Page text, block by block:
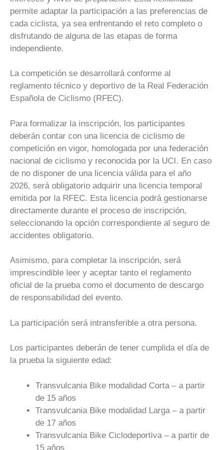
permite adaptar la participación a las preferencias de
cada ciclista, ya sea enfrentando el reto completo o
disfrutando de alguna de las etapas de forma
independiente.
La competición se desarrollará conforme al
reglamento técnico y deportivo de la Real Federación
Española de Ciclismo (RFEC).
Para formalizar la inscripción, los participantes
deberán contar con una licencia de ciclismo de
competición en vigor, homologada por una federación
nacional de ciclismo y reconocida por la UCI. En caso
de no disponer de una licencia válida para el año
2026, será obligatorio adquirir una licencia temporal
emitida por la RFEC. Esta licencia podrá gestionarse
directamente durante el proceso de inscripción,
seleccionando la opción correspondiente al seguro de
accidentes obligatorio.
Asimismo, para completar la inscripción, será
imprescindible leer y aceptar tanto el reglamento
oficial de la prueba como el documento de descargo
de responsabilidad del evento.
La participación será intransferible a otra persona.
Los participantes deberán de tener cumplida el día de
la prueba la siguiente edad:
Transvulcania Bike modalidad Corta – a partir
de 15 años
Transvulcania Bike modalidad Larga – a partir
de 17 años
Transvulcania Bike Ciclodeportiva – a partir de
15 años